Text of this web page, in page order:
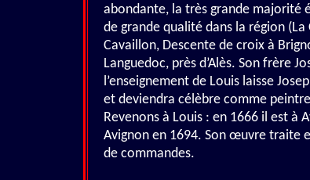
abondante, la très grande majorité
de grande qualité dans la région
Cavaillon, Descente de croix à
Languedoc, près d’Alès. Son frère
l’enseignement de Louis laisse
et deviendra célèbre comme
Revenons à Louis : en 1666 il est à
Avignon en 1694. Son œuvre traite
de commandes.